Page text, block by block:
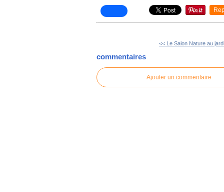
<< Le Salon Nature au
commentaires
Ajouter un commentaire